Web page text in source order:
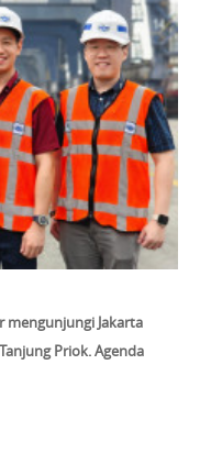
mengunjungi Jakarta
Priok. Agenda